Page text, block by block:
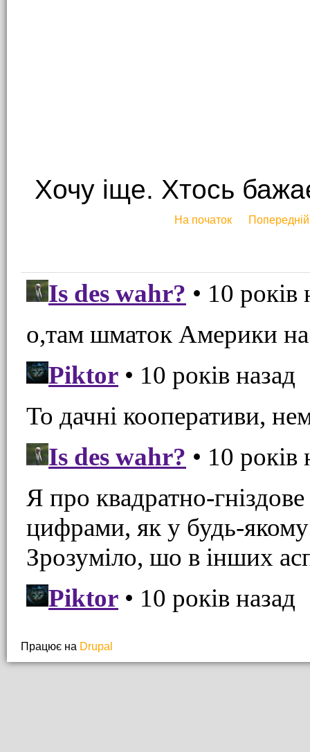
Хочу іще. Хтось
На початок
Працює на Drupal